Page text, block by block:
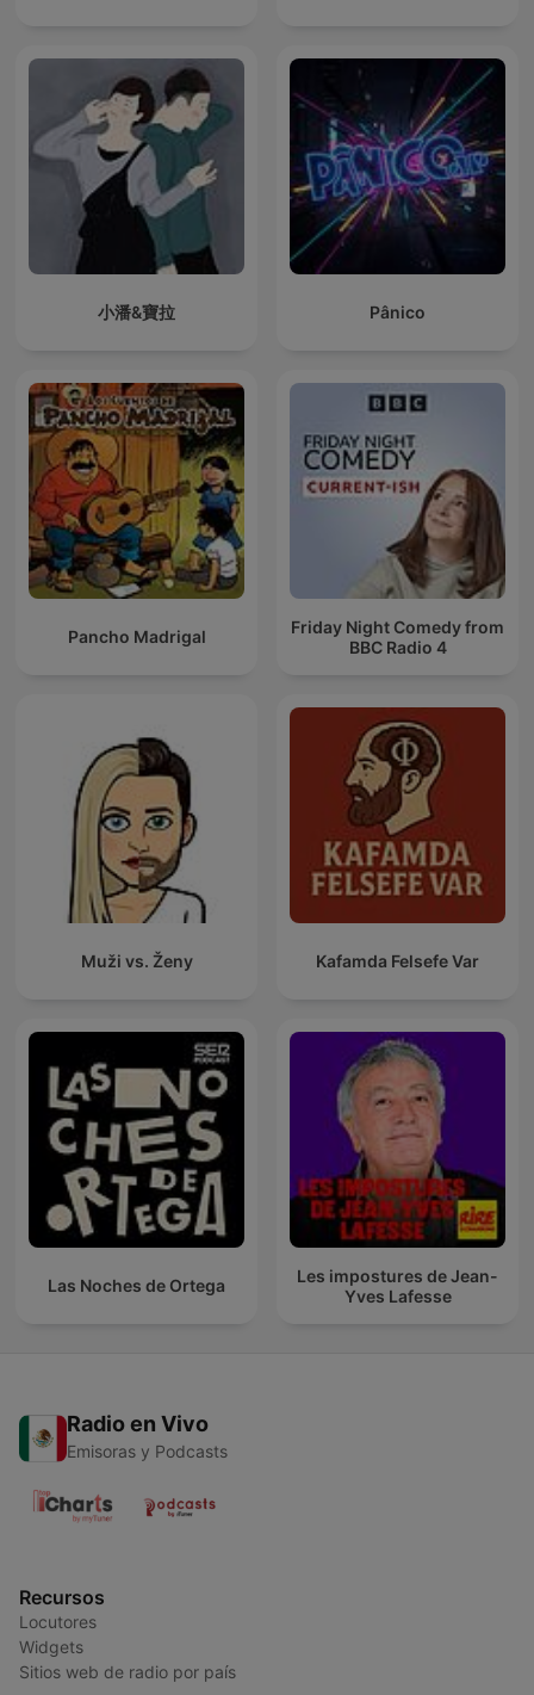
小潘&寶拉 Pânico
Pancho Madrigal
Friday Night Comedy from
BBC Radio 4
Muži vs. Ženy Kafamda Felsefe Var
Las Noches de Ortega
Les impostures de Jean-
Yves Lafesse
Radio en Vivo
Emisoras y Podcasts
Recursos
Locutores
Widgets
Sitios web de radio por país